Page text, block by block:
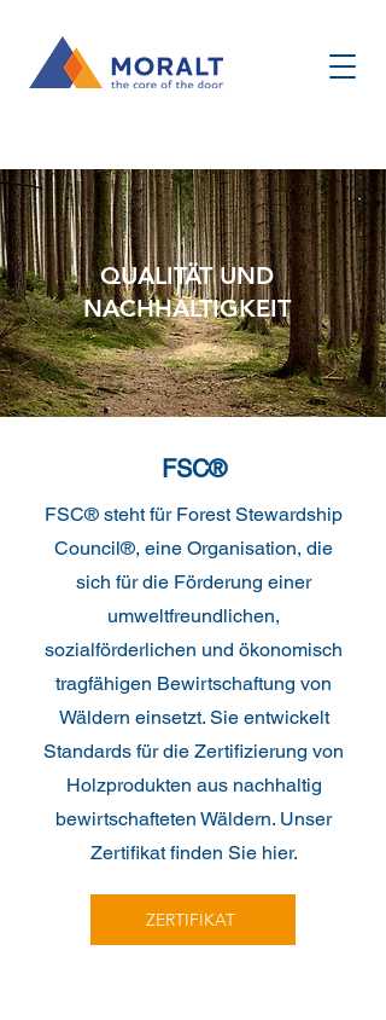
QUALITÄT UND
NACHHALTIGKEIT
FSC®
FSC® steht für Forest Stewardship
Council®, eine Organisation, die
sich für die Förderung einer
umweltfreundlichen,
sozialförderlichen und ökonomisch
tragfähigen Bewirtschaftung von
Wäldern einsetzt. Sie entwickelt
Standards für die Zertifizierung von
Holzprodukten aus nachhaltig
bewirtschafteten Wäldern. Unser
Zertifikat finden Sie hier.
ZERTIFIKAT